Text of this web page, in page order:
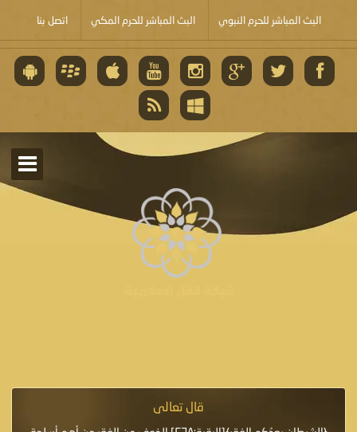
البث المباشر للحرم النبوي البث المباشر للحرم المكي اتصل بنا
قال تعالى